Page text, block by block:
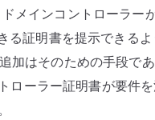
メインコントローラー
る証明書を提示できる
加はそのための手段で
ローラー証明書が要件